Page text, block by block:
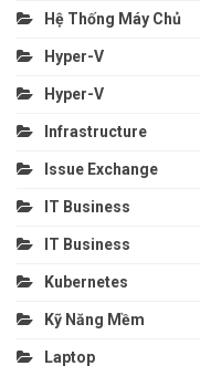
Hệ Thống Máy Chủ
Hyper-V
Hyper-V
Infrastructure
Issue Exchange
IT Business
IT Business
Kubernetes
Kỹ Năng Mềm
Laptop